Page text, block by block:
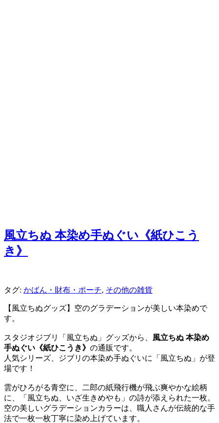
風立ちぬ 本染め手ぬぐい《紙ひこう
き》
タグ: かばん・財布・ポーチ, その他の雑貨
【風立ちぬグッズ】空のグラデーションが美しい本染めで
す。
スタジオジブリ「風立ちぬ」グッズから、 風立ちぬ 本染め
手ぬぐい《紙ひこうき》 の通販です。
人気シリーズ、ジブリの本染め手ぬぐいに「風立ちぬ」が登
場です！
雲がひろがる青空に、二郎の紙飛行機が飛ぶ爽やかな絵柄
に、「風立ちぬ、いざ生きめやも」の詩が添えられた一枚。
空の美しいグラデーションカラーは、職人さんが伝統的な手
法で一枚一枚丁寧に染め上げています。